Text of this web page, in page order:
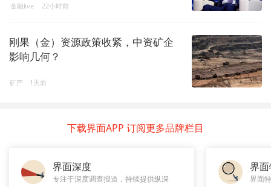
金融live 22小时前
刚果（金）资源政策收紧，中资矿企
影响几何？
矿产 1天前
下载界面APP 订阅更多品牌栏目
界面深度
专注于深度调查报道，持续提供纵深
界
界面